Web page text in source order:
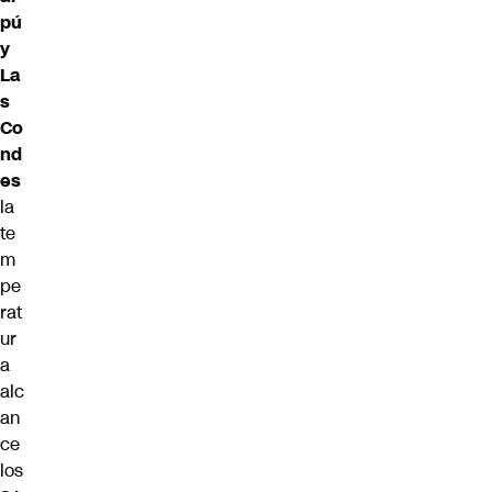
pú
y
La
s
Co
nd
es
la
te
m
pe
rat
ur
a
alc
an
ce
los